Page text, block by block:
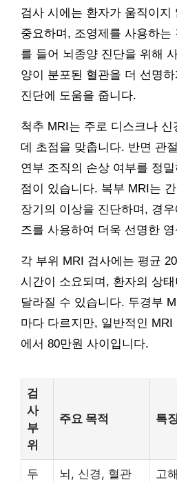
검사 시에는 환자가 움직이지
중요하며, 조영제를 사용하는
를 들어 뇌종양 진단을 위해
양이 분포된 혈관을 더 선명
진단에 도움을 줍니다.
척추 MRI는 주로 디스크나
데 초점을 맞춥니다. 반면 관
연부 조직의 손상 여부를 정
점이 있습니다. 복부 MRI는
장기의 이상을 진단하며, 경
즈를 사용하여 더욱 선명한
각 부위 MRI 검사에는 평균
시간이 소요되며, 환자의 상
달라질 수 있습니다. 두경부
마다 다르지만, 일반적인 MRI
에서 80만원 사이입니다.
검
사
부
위
주요 목적 특
두
뇌, 신경, 혈관
고